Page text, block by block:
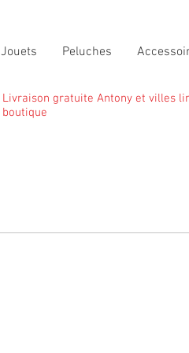
Jouets Peluches
Livraison gratuite Antony et villes
boutique